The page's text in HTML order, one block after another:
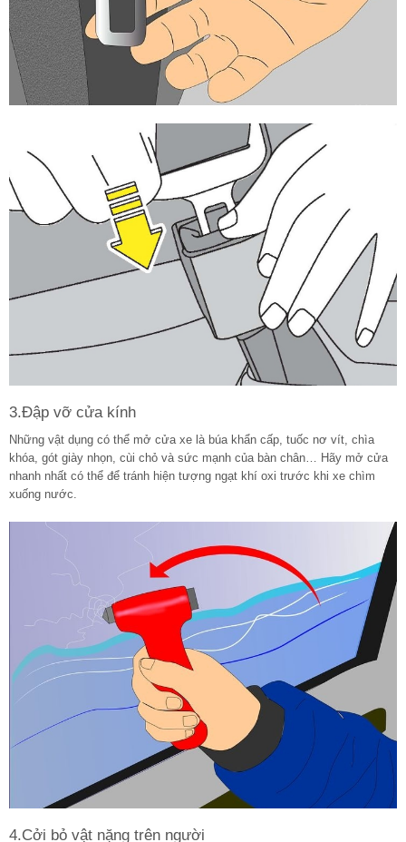
3.Đập vỡ cửa kính
Những vật dụng có thể mở cửa xe là búa khẩn cấp, tuốc nơ vít, chìa
khóa, gót giày nhọn, cùi chỏ và sức mạnh của bàn chân… Hãy mở cửa
nhanh nhất có thể để tránh hiện tượng ngạt khí oxi trước khi xe chìm
xuống nước.
4.Cởi bỏ vật nặng trên người